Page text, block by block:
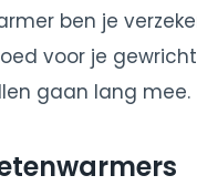
ben je
voor je
gaan lang mee.